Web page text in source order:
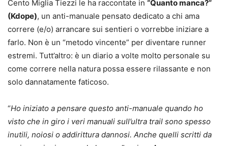
Cento Miglia Tiezzi le ha raccontate in “Quanto manca?”
(Kdope), un anti-manuale pensato dedicato a chi ama
correre (e/o) arrancare sui sentieri o vorrebbe iniziare a
farlo. Non è un “metodo vincente” per diventare runner
estremi. Tutt’altro: è un diario a volte molto personale su
come correre nella natura possa essere rilassante e non
solo dannatamente faticoso.
“Ho iniziato a pensare questo anti-manuale quando ho
visto che in giro i veri manuali sull’ultra trail sono spesso
inutili, noiosi o addirittura dannosi. Anche quelli scritti da